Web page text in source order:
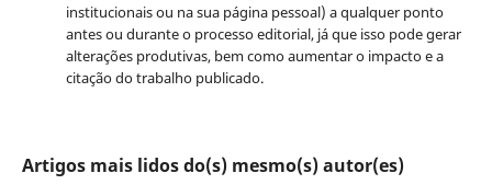
institucionais ou na sua página pessoal) a qualquer ponto
antes ou durante o processo editorial, já que isso pode gerar
alterações produtivas, bem como aumentar o impacto e a
citação do trabalho publicado.
Artigos mais lidos do(s) mesmo(s) autor(es)